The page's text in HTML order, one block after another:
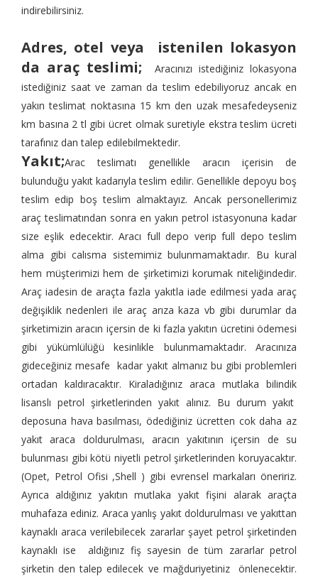
indirebilirsiniz.
Adres, otel veya istenilen lokasyon
da araç teslimi; Aracınızı istediğiniz lokasyona
istediğiniz saat ve zaman da teslim edebiliyoruz ancak en
yakın teslimat noktasına 15 km den uzak mesafedeyseniz
km basına 2 tl gibi ücret olmak suretiyle ekstra teslim ücreti
tarafınız dan talep edilebilmektedir.
Yakıt;Arac teslimatı genellikle aracın içerisin de
bulunduğu yakıt kadarıyla teslim edilir. Genellikle depoyu boş
teslim edip boş teslim almaktayız. Ancak personellerimiz
araç teslimatından sonra en yakın petrol istasyonuna kadar
size eşlik edecektir. Aracı full depo verip full depo teslim
alma gibi calısma sistemimiz bulunmamaktadır. Bu kural
hem müşterimizi hem de şirketimizi korumak niteliğindedir.
Araç iadesin de araçta fazla yakıtla iade edilmesi yada araç
değişiklik nedenleri ile araç arıza kaza vb gibi durumlar da
şirketimizin aracın içersin de ki fazla yakıtın ücretini ödemesi
gibi yükümlülüğü kesinlikle bulunmamaktadır. Aracınıza
gideceğiniz mesafe kadar yakıt almanız bu gibi problemleri
ortadan kaldıracaktır. Kiraladığınız araca mutlaka bilindik
lisanslı petrol şirketlerinden yakıt alınız. Bu durum yakıt
deposuna hava basılması, ödediğiniz ücretten cok daha az
yakıt araca doldurulması, aracın yakıtının içersin de su
bulunması gibi kötü niyetli petrol şirketlerinden koruyacaktır.
(Opet, Petrol Ofisi ,Shell ) gibi evrensel markaları öneririz.
Ayrıca aldığınız yakıtın mutlaka yakıt fişini alarak araçta
muhafaza ediniz. Araca yanlış yakıt doldurulması ve yakıttan
kaynaklı araca verilebilecek zararlar şayet petrol şirketinden
kaynaklı ise aldığınız fiş sayesin de tüm zararlar petrol
şirketin den talep edilecek ve mağduriyetiniz önlenecektir.